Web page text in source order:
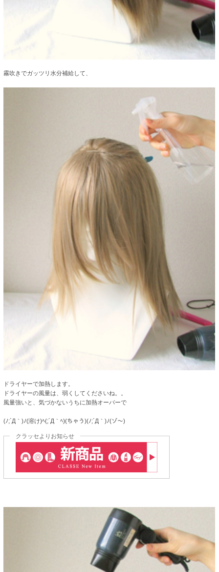
霧吹きでガッツリ水分補給して、
ドライヤーで加熱します。
ドライヤーの風量は、弱くしてくださいね。。
風量強いと、気づかないうちに加熱オーバーで
(ﾉ;´Д｀)ﾉ(溶け)ﾍ(;´Д｀ﾍ)(ちゃう)(ﾉ;´Д｀)ﾉ(ゾ〜)
クラッセよりお知らせ